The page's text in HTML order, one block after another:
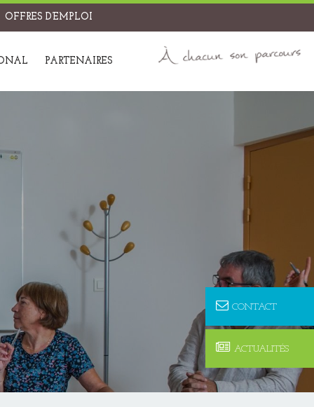
OFFRES D’EMPLOI
PARTENAIRES
CONTACT
ACTUALITÉS